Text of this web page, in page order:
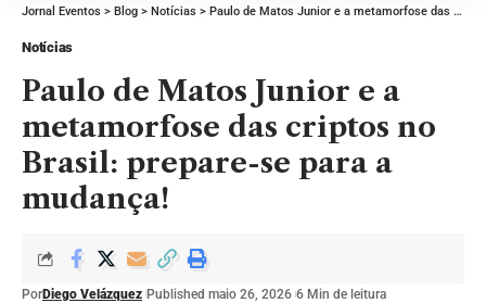
Jornal Eventos > Blog > Notícias > Paulo de Matos Junior e a metamorfose das criptos no Brasil: prepare-se para a mudança!
Notícias
Paulo de Matos Junior e a
metamorfose das criptos no
Brasil: prepare-se para a
mudança!
PorDiego Velázquez Published maio 26, 2026 6 Min de leitura